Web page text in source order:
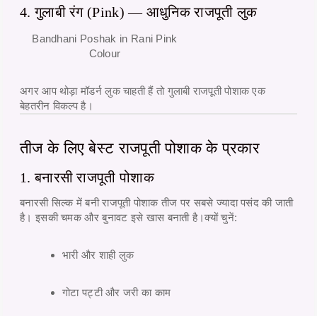
4. गुलाबी रंग (Pink) — आधुनिक राजपूती लुक
Bandhani Poshak in Rani Pink
Colour
अगर आप थोड़ा मॉडर्न लुक चाहती हैं तो गुलाबी राजपूती पोशाकएक
बेहतरीन विकल्प है।
तीज के लिए बेस्ट राजपूती पोशाक के प्रकार
1. बनारसी राजपूती पोशाक
बनारसी सिल्क में बनी राजपूती पोशाक तीज पर सबसे ज्यादा पसंद की जाती
है। इसकी चमक और बुनावट इसे खास बनाती है।क्यों चुनें:
भारी और शाही लुक
गोटा पट्टी और जरी का काम